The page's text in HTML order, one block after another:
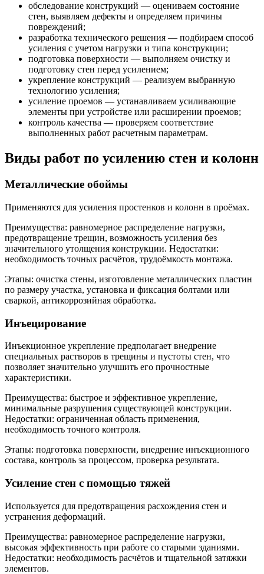
обследование конструкций — оцениваем состояние
стен, выявляем дефекты и определяем причины
повреждений;
разработка технического решения — подбираем способ
усиления с учетом нагрузки и типа конструкции;
подготовка поверхности — выполняем очистку и
подготовку стен перед усилением;
укрепление конструкций — реализуем выбранную
технологию усиления;
усиление проемов — устанавливаем усиливающие
элементы при устройстве или расширении проемов;
контроль качества — проверяем соответствие
выполненных работ расчетным параметрам.
Виды работ по усилению стен и колонн
Металлические обоймы
Применяются для усиления простенков и колонн в проёмах.
Преимущества: равномерное распределение нагрузки,
предотвращение трещин, возможность усиления без
значительного утолщения конструкции. Недостатки:
необходимость точных расчётов, трудоёмкость монтажа.
Этапы: очистка стены, изготовление металлических пластин
по размеру участка, установка и фиксация болтами или
сваркой, антикоррозийная обработка.
Инъецирование
Инъекционное укрепление предполагает внедрение
специальных растворов в трещины и пустоты стен, что
позволяет значительно улучшить его прочностные
характеристики.
Преимущества: быстрое и эффективное укрепление,
минимальные разрушения существующей конструкции.
Недостатки: ограниченная область применения,
необходимость точного контроля.
Этапы: подготовка поверхности, внедрение инъекционного
состава, контроль за процессом, проверка результата.
Усиление стен с помощью тяжей
Используется для предотвращения расхождения стен и
устранения деформаций.
Преимущества: равномерное распределение нагрузки,
высокая эффективность при работе со старыми зданиями.
Недостатки: необходимость расчётов и тщательной затяжки
элементов.